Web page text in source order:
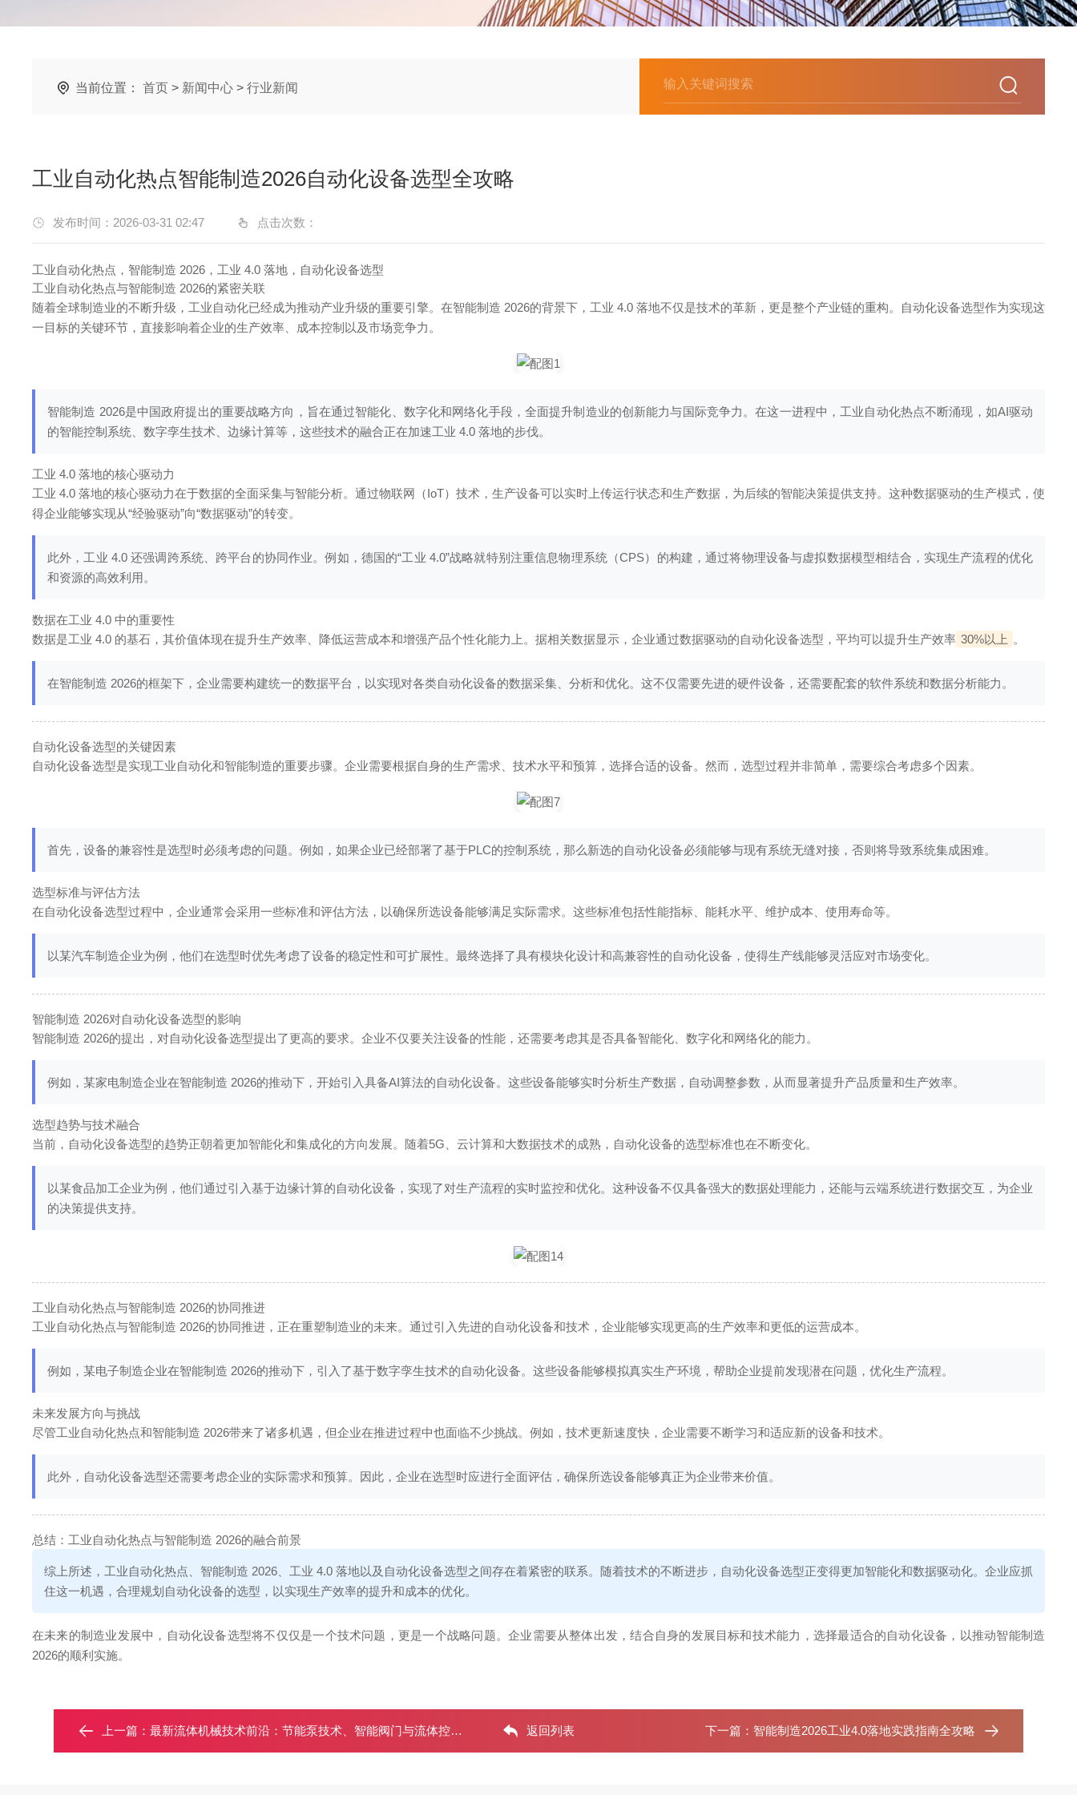
当前位置： 首页 > 新闻中心 > 行业新闻
工业自动化热点智能制造2026自动化设备选型全攻略
发布时间：2026-03-31 02:47 点击次数：
工业自动化热点，智能制造 2026，工业 4.0 落地，自动化设备选型
工业自动化热点与智能制造 2026的紧密关联
随着全球制造业的不断升级，工业自动化已经成为推动产业升级的重要引擎。在智能制造 2026的背景下，工业 4.0 落地不仅是技术的革新，更是整个产业链的重构。自动化设备选型作为实现这
一目标的关键环节，直接影响着企业的生产效率、成本控制以及市场竞争力。
智能制造 2026是中国政府提出的重要战略方向，旨在通过智能化、数字化和网络化手段，全面提升制造业的创新能力与国际竞争力。在这一进程中，工业自动化热点不断涌现，如AI驱动
的智能控制系统、数字孪生技术、边缘计算等，这些技术的融合正在加速工业 4.0 落地的步伐。
工业 4.0 落地的核心驱动力
工业 4.0 落地的核心驱动力在于数据的全面采集与智能分析。通过物联网（IoT）技术，生产设备可以实时上传运行状态和生产数据，为后续的智能决策提供支持。这种数据驱动的生产模式，使
得企业能够实现从“经验驱动”向“数据驱动”的转变。
此外，工业 4.0 还强调跨系统、跨平台的协同作业。例如，德国的“工业 4.0”战略就特别注重信息物理系统（CPS）的构建，通过将物理设备与虚拟数据模型相结合，实现生产流程的优化
和资源的高效利用。
数据在工业 4.0 中的重要性
数据是工业 4.0 的基石，其价值体现在提升生产效率、降低运营成本和增强产品个性化能力上。据相关数据显示，企业通过数据驱动的自动化设备选型，平均可以提升生产效率 30%以上 。
在智能制造 2026的框架下，企业需要构建统一的数据平台，以实现对各类自动化设备的数据采集、分析和优化。这不仅需要先进的硬件设备，还需要配套的软件系统和数据分析能力。
自动化设备选型的关键因素
自动化设备选型是实现工业自动化和智能制造的重要步骤。企业需要根据自身的生产需求、技术水平和预算，选择合适的设备。然而，选型过程并非简单，需要综合考虑多个因素。
首先，设备的兼容性是选型时必须考虑的问题。例如，如果企业已经部署了基于PLC的控制系统，那么新选的自动化设备必须能够与现有系统无缝对接，否则将导致系统集成困难。
选型标准与评估方法
在自动化设备选型过程中，企业通常会采用一些标准和评估方法，以确保所选设备能够满足实际需求。这些标准包括性能指标、能耗水平、维护成本、使用寿命等。
以某汽车制造企业为例，他们在选型时优先考虑了设备的稳定性和可扩展性。最终选择了具有模块化设计和高兼容性的自动化设备，使得生产线能够灵活应对市场变化。
智能制造 2026对自动化设备选型的影响
智能制造 2026的提出，对自动化设备选型提出了更高的要求。企业不仅要关注设备的性能，还需要考虑其是否具备智能化、数字化和网络化的能力。
例如，某家电制造企业在智能制造 2026的推动下，开始引入具备AI算法的自动化设备。这些设备能够实时分析生产数据，自动调整参数，从而显著提升产品质量和生产效率。
选型趋势与技术融合
当前，自动化设备选型的趋势正朝着更加智能化和集成化的方向发展。随着5G、云计算和大数据技术的成熟，自动化设备的选型标准也在不断变化。
以某食品加工企业为例，他们通过引入基于边缘计算的自动化设备，实现了对生产流程的实时监控和优化。这种设备不仅具备强大的数据处理能力，还能与云端系统进行数据交互，为企业
的决策提供支持。
工业自动化热点与智能制造 2026的协同推进
工业自动化热点与智能制造 2026的协同推进，正在重塑制造业的未来。通过引入先进的自动化设备和技术，企业能够实现更高的生产效率和更低的运营成本。
例如，某电子制造企业在智能制造 2026的推动下，引入了基于数字孪生技术的自动化设备。这些设备能够模拟真实生产环境，帮助企业提前发现潜在问题，优化生产流程。
未来发展方向与挑战
尽管工业自动化热点和智能制造 2026带来了诸多机遇，但企业在推进过程中也面临不少挑战。例如，技术更新速度快，企业需要不断学习和适应新的设备和技术。
此外，自动化设备选型还需要考虑企业的实际需求和预算。因此，企业在选型时应进行全面评估，确保所选设备能够真正为企业带来价值。
总结：工业自动化热点与智能制造 2026的融合前景
综上所述，工业自动化热点、智能制造 2026、工业 4.0 落地以及自动化设备选型之间存在着紧密的联系。随着技术的不断进步，自动化设备选型正变得更加智能化和数据驱动化。企业应抓
住这一机遇，合理规划自动化设备的选型，以实现生产效率的提升和成本的优化。
在未来的制造业发展中，自动化设备选型将不仅仅是一个技术问题，更是一个战略问题。企业需要从整体出发，结合自身的发展目标和技术能力，选择最适合的自动化设备，以推动智能制造
2026的顺利实施。
上一篇：最新流体机械技术前沿：节能泵技术、智能阀门与流体控制系统深度 返回列表 下一篇： 智能制造2026工业4.0落地实践指南全攻略